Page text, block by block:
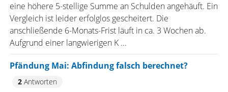
eine höhere 5-stellige Summe an Schulden angehäuft. Ein
Vergleich ist leider erfolglos gescheitert. Die
anschließende 6-Monats-Frist läuft in ca. 3 Wochen ab.
Aufgrund einer langwierigen K ...
Pfändung Mai: Abfindung falsch berechnet?
2Antworten